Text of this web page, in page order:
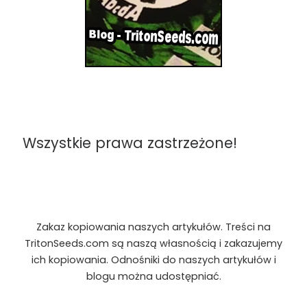
Wszystkie prawa zastrzeżone!
Zakaz kopiowania naszych artykułów. Treści na
TritonSeeds.com są naszą własnością i zakazujemy
ich kopiowania. Odnośniki do naszych artykułów i
blogu można udostępniać.